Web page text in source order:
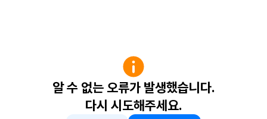
알 수 없는 오류가 발생했습니다.
다시 시도해주세요.